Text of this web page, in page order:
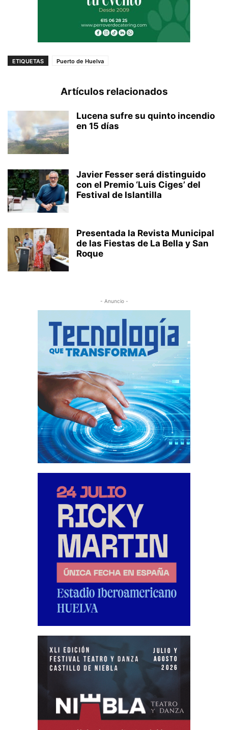
ETIQUETAS Puerto de Huelva
Artículos relacionados
Lucena sufre su quinto incendio
en 15 días
Javier Fesser será distinguido
con el Premio ‘Luis Ciges’ del
Festival de Islantilla
Presentada la Revista Municipal
de las Fiestas de La Bella y San
Roque
- Anuncio -